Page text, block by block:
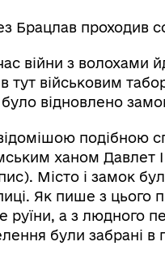
Брацлав проходив
війни з волохами
тут військовим
було відновлено
подібною
ханом Давлет
Місто і замок
Як пише з цього
руїни, а з людного
були забрані в